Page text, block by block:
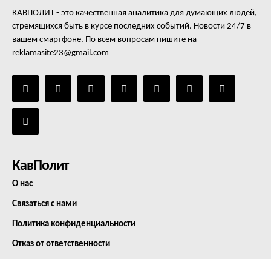
КАВПОЛИТ - это качественная аналитика для думающих людей,
стремящихся быть в курсе последних событий. Новости 24/7 в
вашем смартфоне. По всем вопросам пишите на
reklamasite23@gmail.com
КавПолит
О нас
Связаться с нами
Политика конфиденциальности
Отказ от ответственности